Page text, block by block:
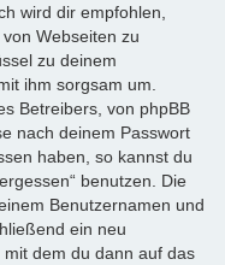
wird dir empfohlen,
Webseiten zu
zu deinem
ihm sorgsam um.
Betreibers, von phpBB
nach deinem Passwort
haben, so kannst du
benutzen. Die
Benutzernamen und
ein neu
dem du dann auf das